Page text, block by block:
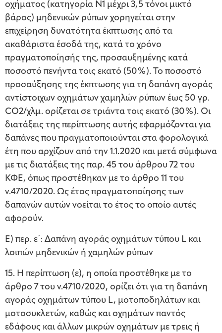
οχήματος (κατηγορία Ν1 μέχρι 3,5 τόνοι μικτό
βάρος) μηδενικών ρύπων χορηγείται στην
επιχείρηση δυνατότητα έκπτωσης από τα
ακαθάριστα έσοδά της, κατά το χρόνο
πραγματοποίησής της, προσαυξημένης κατά
ποσοστό πενήντα τοις εκατό (50%). Το ποσοστό
προσαύξησης της έκπτωσης για τη δαπάνη αγοράς
αντίστοιχων οχημάτων χαμηλών ρύπων έως 50 γρ.
CO2/χλμ. ορίζεται σε τριάντα τοις εκατό (30%). Οι
διατάξεις της περίπτωσης αυτής εφαρμόζονται για
δαπάνες που πραγματοποιούνται στα φορολογικά
έτη που αρχίζουν από την 1.1.2020 και μετά σύμφωνα
με τις διατάξεις της παρ. 45 του άρθρου 72 του
ΚΦΕ, όπως προστέθηκαν με το άρθρο 11 του
ν.4710/2020. Ως έτος πραγματοποίησης των
δαπανών αυτών νοείται το έτος το οποίο αυτές
αφορούν.
Ε) περ. ε΄: Δαπάνη αγοράς οχημάτων τύπου L και
λοιπών μηδενικών ή χαμηλών ρύπων
15. Η περίπτωση (ε), η οποία προστέθηκε με το
άρθρο 7 του ν.4710/2020, ορίζει ότι για τη δαπάνη
αγοράς οχημάτων τύπου L, μοτοποδηλάτων και
μοτοσυκλετών, καθώς και οχημάτων παντός
εδάφους και άλλων μικρών οχημάτων με τρεις ή